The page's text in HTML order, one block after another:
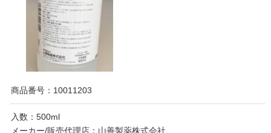
商品番号：10011203
入数：500ml
メーカー/販売代理店：山善製薬株式会社